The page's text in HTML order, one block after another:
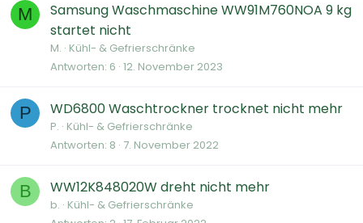
M
Samsung Waschmaschine WW91M760NOA 9 kg
startet nicht
M. Kühl- & Gefrierschränke
Antworten 6 12. November 2023
P WD6800 Waschtrockner trocknet nicht mehr
P. Kühl- & Gefrierschränke
Antworten 8 7. November 2022
B WW12K848020W dreht nicht mehr
b. Kühl- & Gefrierschränke